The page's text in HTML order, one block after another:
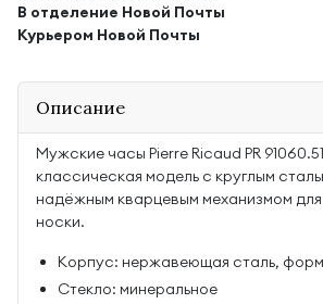
В отделение Новой Почты
Курьером Новой Почты
Описание
Мужские часы Pierre Ricaud PR
классическая модель с круглым
надёжным кварцевым механизмом
носки.
Корпус: нержавеющая сталь,
Стекло: минеральное